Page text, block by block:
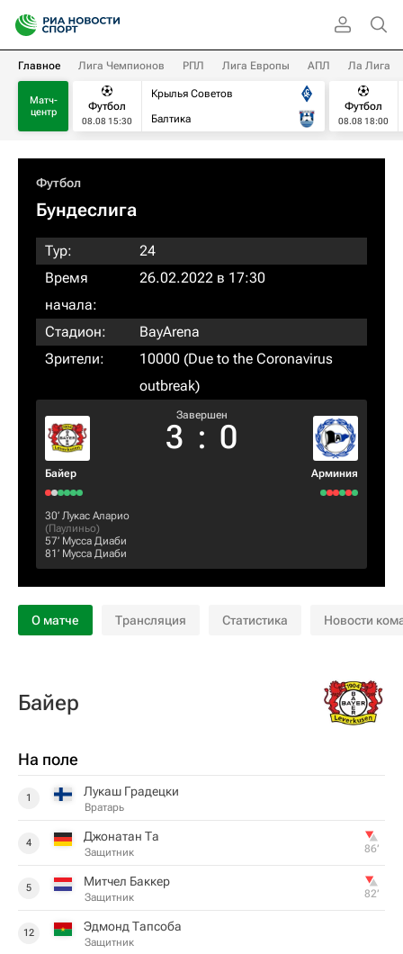
Главное Лига Чемпионов РПЛ Лига Европы АПЛ Ла Лига
Матч-
центр
Футбол
08.08 15:30
Крылья Советов
Балтика
Футбол
08.08 18:00
Футбол
Бундеслига
Тур:
24
Время
начала:
26.02.2022 в 17:30
Стадион:
BayArena
Зрители:
10000 (Due to the Coronavirus
outbreak)
Байер
Завершен
3 : 0
Арминия
30‎’‎ Лукас Аларио
(Паулиньо)
57‎’‎ Мусса Диаби
81‎’‎ Мусса Диаби
О матче Трансляция Статистика Новости
Байер
На поле
1 Лукаш Градецки
Вратарь
4 Джонатан Та
Защитник 86‎’‎
5 Митчел Баккер
Защитник 82‎’‎
12 Эдмонд Тапсоба
Защитник